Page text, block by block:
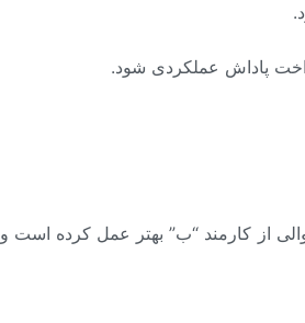
پاداش عملکردی شود.
از کارمند “ب” بهتر عمل کرده است و